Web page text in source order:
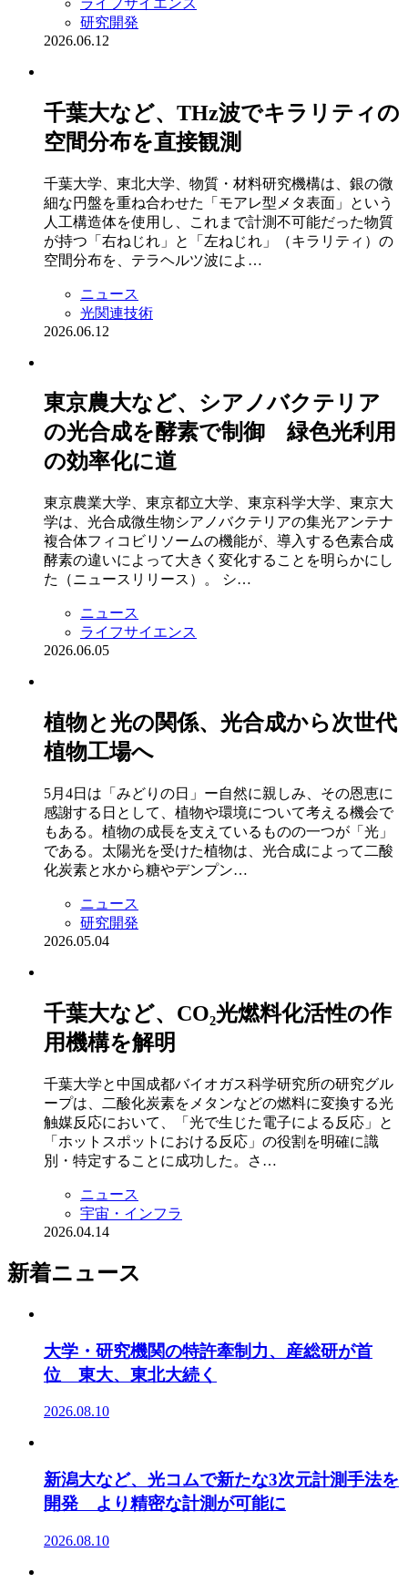
研究開発
2026.06.12
千葉大など、THz波でキラリティの
空間分布を直接観測
千葉大学、東北大学、物質・材料研究機構は、銀の微
細な円盤を重ね合わせた「モアレ型メタ表面」という
人工構造体を使用し、これまで計測不可能だった物質
が持つ「右ねじれ」と「左ねじれ」（キラリティ）の
空間分布を、テラヘルツ波によ…
ニュース
光関連技術
2026.06.12
東京農大など、シアノバクテリア
の光合成を酵素で制御 緑色光利用
の効率化に道
東京農業大学、東京都立大学、東京科学大学、東京大
学は、光合成微生物シアノバクテリアの集光アンテナ
複合体フィコビリソームの機能が、導入する色素合成
酵素の違いによって大きく変化することを明らかにし
た（ニュースリリース）。 シ…
ニュース
ライフサイエンス
2026.06.05
植物と光の関係、光合成から次世代
植物工場へ
5月4日は「みどりの日」ー自然に親しみ、その恩恵に
感謝する日として、植物や環境について考える機会で
もある。植物の成長を支えているものの一つが「光」
である。太陽光を受けた植物は、光合成によって二酸
化炭素と水から糖やデンプン…
ニュース
研究開発
2026.05.04
千葉大など、CO₂光燃料化活性の作
用機構を解明
千葉大学と中国成都バイオガス科学研究所の研究グル
ープは、二酸化炭素をメタンなどの燃料に変換する光
触媒反応において、「光で生じた電子による反応」と
「ホットスポットにおける反応」の役割を明確に識
別・特定することに成功した。さ…
ニュース
宇宙・インフラ
2026.04.14
新着ニュース
大学・研究機関の特許牽制力、産総研が首
位 東大、東北大続く
2026.08.10
新潟大など、光コムで新たな3次元計測手法を
開発 より精密な計測が可能に
2026.08.10